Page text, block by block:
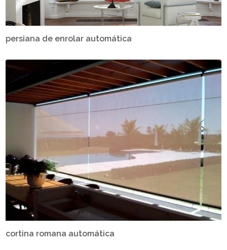
persiana de enrolar automática
cortina romana automática